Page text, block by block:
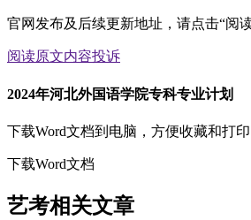
官网发布及后续更新地址，请点击“阅
阅读原文内容投诉
2024年河北外国语学院专科专业计划
下载Word文档到电脑，方便收藏和打印
下载Word文档
艺考相关文章